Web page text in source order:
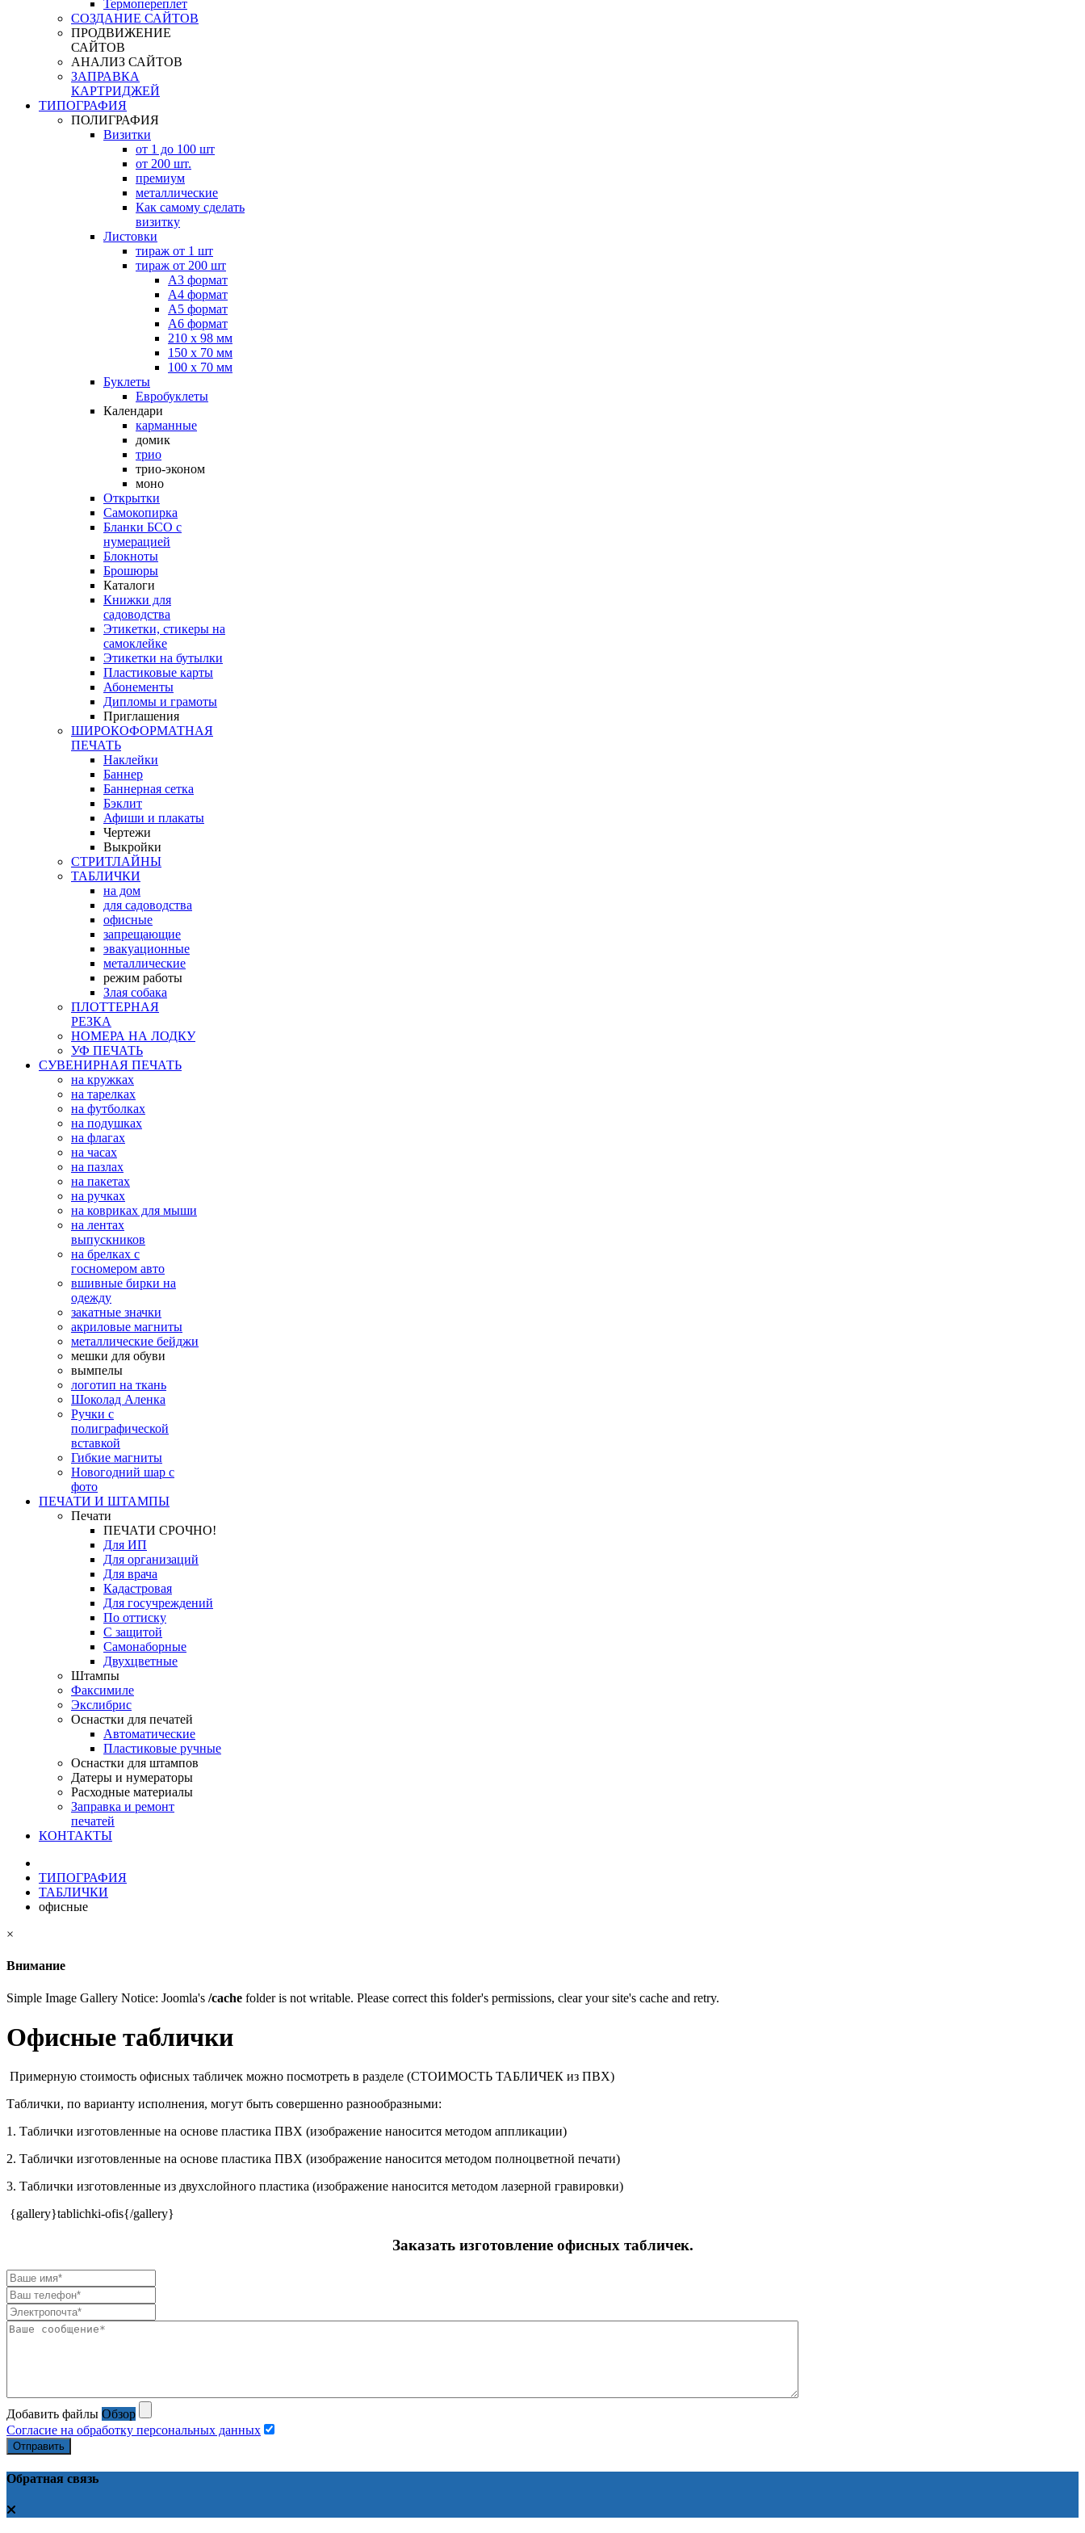
Термопереплет
СОЗДАНИЕ САЙТОВ
ПРОДВИЖЕНИЕ
САЙТОВ
АНАЛИЗ САЙТОВ
ЗАПРАВКА
КАРТРИДЖЕЙ
ТИПОГРАФИЯ
ПОЛИГРАФИЯ
Визитки
от 1 до 100 шт
от 200 шт.
премиум
металлические
Как самому сделать
визитку
Листовки
тираж от 1 шт
тираж от 200 шт
А3 формат
А4 формат
А5 формат
А6 формат
210 х 98 мм
150 х 70 мм
100 х 70 мм
Буклеты
Евробуклеты
Календари
карманные
домик
трио
трио-эконом
моно
Открытки
Самокопирка
Бланки БСО с
нумерацией
Блокноты
Брошюры
Каталоги
Книжки для
садоводства
Этикетки, стикеры на
самоклейке
Этикетки на бутылки
Пластиковые карты
Абонементы
Дипломы и грамоты
Приглашения
ШИРОКОФОРМАТНАЯ
ПЕЧАТЬ
Наклейки
Баннер
Баннерная сетка
Бэклит
Афиши и плакаты
Чертежи
Выкройки
СТРИТЛАЙНЫ
ТАБЛИЧКИ
на дом
для садоводства
офисные
запрещающие
эвакуационные
металлические
режим работы
Злая собака
ПЛОТТЕРНАЯ
РЕЗКА
НОМЕРА НА ЛОДКУ
УФ ПЕЧАТЬ
СУВЕНИРНАЯ ПЕЧАТЬ
на кружках
на тарелках
на футболках
на подушках
на флагах
на часах
на пазлах
на пакетах
на ручках
на ковриках для мыши
на лентах
выпускников
на брелках с
госномером авто
вшивные бирки на
одежду
закатные значки
акриловые магниты
металлические бейджи
мешки для обуви
вымпелы
логотип на ткань
Шоколад Аленка
Ручки с
полиграфической
вставкой
Гибкие магниты
Новогодний шар с
фото
ПЕЧАТИ И ШТАМПЫ
Печати
ПЕЧАТИ СРОЧНО!
Для ИП
Для организаций
Для врача
Кадастровая
Для госучреждений
По оттиску
С защитой
Самонаборные
Двухцветные
Штампы
Факсимиле
Экслибрис
Оснастки для печатей
Автоматические
Пластиковые ручные
Оснастки для штампов
Датеры и нумераторы
Расходные материалы
Заправка и ремонт
печатей
КОНТАКТЫ
ТИПОГРАФИЯ
ТАБЛИЧКИ
офисные
×
Внимание
Simple Image Gallery Notice: Joomla's /cache folder is not writable. Please correct this folder's permissions, clear your site's cache and retry.
Офисные таблички
Примерную стоимость офисных табличек можно посмотреть в разделе (СТОИМОСТЬ ТАБЛИЧЕК из ПВХ)
Таблички, по варианту исполнения, могут быть совершенно разнообразными:
1. Таблички изготовленные на основе пластика ПВХ (изображение наносится методом аппликации)
2. Таблички изготовленные на основе пластика ПВХ (изображение наносится методом полноцветной печати)
3. Таблички изготовленные из двухслойного пластика (изображение наносится методом лазерной гравировки)
{gallery}tablichki-ofis{/gallery}
Заказать изготовление офисных табличек.
Добавить файлы Обзор
Согласие на обработку персональных данных
Отправить
Обратная связь